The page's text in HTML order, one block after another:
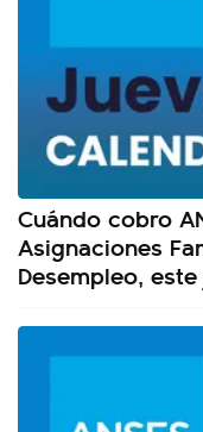
Cuándo cobro
Asignaciones
Desempleo,